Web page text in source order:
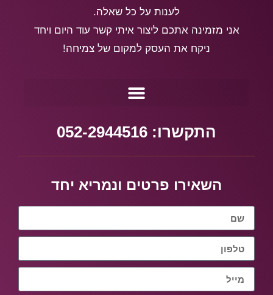
לענות על כל שאלה.
אני מזמינה אתכם ליצור איתי קשר עוד היום ויחד
ניקח את העסק למקום של צמיחה!
התקשרו: 052-2944516
השאירו פרטים ונמריא יחד